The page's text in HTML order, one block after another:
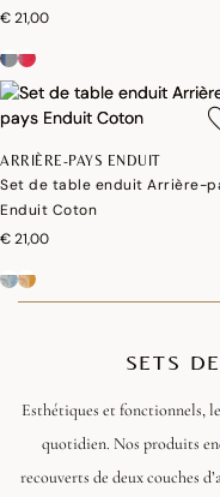
€ 21,00
ARRIÈRE-PAYS ENDUIT
Set de table enduit Arrière-
Enduit Coton
€ 21,00
SETS
Esthétiques et fonctionnels,
quotidien. Nos produits
recouverts de deux couches